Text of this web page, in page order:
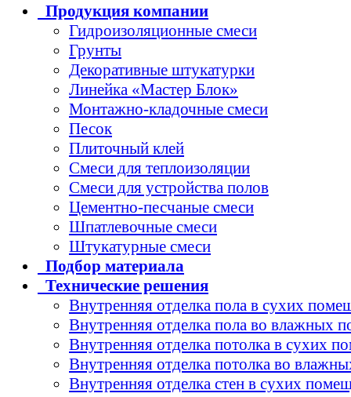
Продукция компании
Гидроизоляционные смеси
Грунты
Декоративные штукатурки
Линейка «Мастер Блок»
Монтажно-кладочные смеси
Песок
Плиточный клей
Смеси для теплоизоляции
Смеси для устройства полов
Цементно-песчаные смеси
Шпатлевочные смеси
Штукатурные смеси
Подбор материала
Технические решения
Внутренняя отделка пола в сухих
Внутренняя отделка пола во влажных
Внутренняя отделка потолка в сухих
Внутренняя отделка потолка во
Внутренняя отделка стен в сухих